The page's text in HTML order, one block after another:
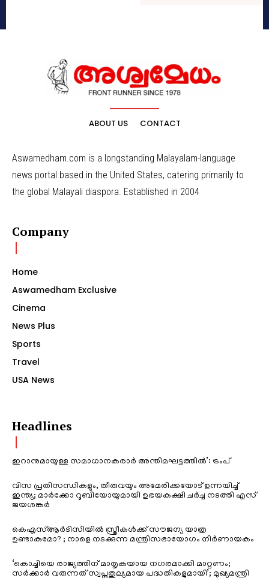
ABOUT US CONTACT
Aswamedham.com is a longstanding Malayalam-language
news portal based in the United States, catering primarily to
the global Malayali diaspora. Established in 2004
Company
Home
Aswamedham Exclusive
Cinema
News Plus
Sports
Travel
USA News
Headlines
ഇറാനുമായുള്ള സമാധാനകരാർ അന്തിമഘട്ടത്തിൽ‌’: ട്രംപ്
വിസ പ്രതിസന്ധികളും, തീരുവയും അമേരിക്കയോട് ഉന്നയിച്ച്
ഇന്ത്യ; മാർക്കോ റൂബിയോയുമായി ഉഭയകക്ഷി ചർച്ച നടത്തി എസ്
ജയശങ്കർ
കെഎസ്ആർടിസിയിൽ സ്ത്രീകൾക്ക് സൗജന്യ യാത്ര
ഉണ്ടാകുമോ? ; നാളെ നടക്കുന്ന മന്ത്രിസഭായോഗം നിർണായകം
‘കൊച്ചിയെ രാജ്യത്തിന് മാതൃകയായ നഗരമാക്കി മാറ്റണം;
സർക്കാർ വരുന്നത് സ്വപ്നതുല്യമായ പദ്ധതികളുമായി’; മുഖ്യമന്ത്രി